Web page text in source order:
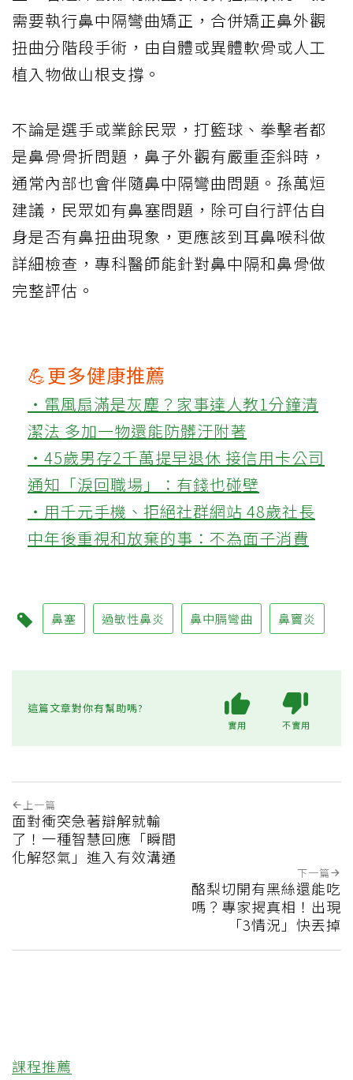
需要執行鼻中隔彎曲矯正，合併矯正鼻外觀
扭曲分階段手術，由自體或異體軟骨或人工
植入物做山根支撐。
不論是選手或業餘民眾，打籃球、拳擊者都
是鼻骨骨折問題，鼻子外觀有嚴重歪斜時，
通常內部也會伴隨鼻中隔彎曲問題。孫萬烜
建議，民眾如有鼻塞問題，除可自行評估自
身是否有鼻扭曲現象，更應該到耳鼻喉科做
詳細檢查，專科醫師能針對鼻中隔和鼻骨做
完整評估。
💪更多健康推薦
‧電風扇滿是灰塵？家事達人教1分鐘清
潔法 多加一物還能防髒汙附著
‧45歲男存2千萬提早退休 接信用卡公司
通知「淚回職場」：有錢也碰壁
‧用千元手機、拒絕社群網站 48歲社長
中年後重視和放棄的事：不為面子消費
鼻塞 過敏性鼻炎 鼻中膈彎曲 鼻竇炎
這篇文章對你有幫助嗎?
實用 不實用
上一篇
面對衝突急著辯解就輸
了！一種智慧回應「瞬間
化解怒氣」進入有效溝通
下一篇
酪梨切開有黑絲還能吃
嗎？專家揭真相！出現
「3情況」快丟掉
課程推薦